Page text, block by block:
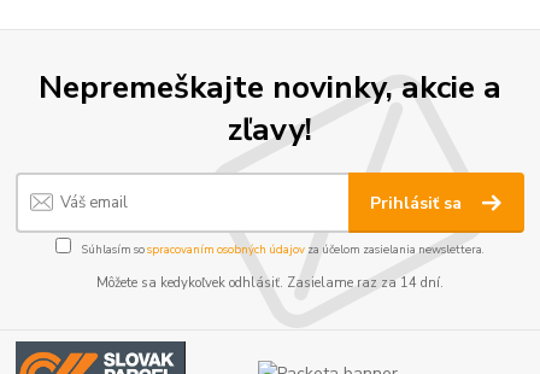
Nepremeškajte novinky, akcie a
zľavy!
Prihlásiť sa
Súhlasím sospracovaním osobných údajov za účelom zasielania newslettera.
Môžete sa kedykoľvek odhlásiť. Zasielame raz za 14 dní.